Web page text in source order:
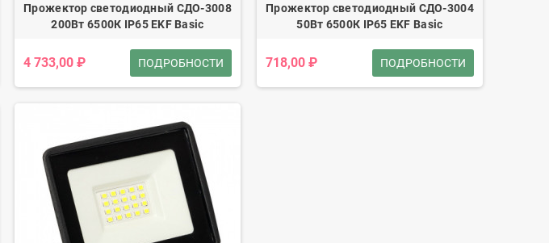
Прожектор светодиодный СДО-3008
200Вт 6500К IP65 EKF Basic
4 733,00 ₽ ПОДРОБНОСТИ
Прожектор светодиодный СДО-3004
50Вт 6500К IP65 EKF Basic
718,00 ₽ ПОДРОБНОСТИ